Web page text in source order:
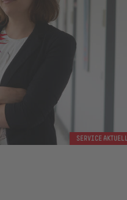
SERVICE AKTUELL